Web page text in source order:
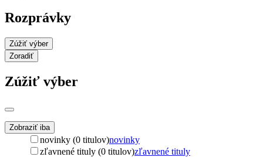
Rozprávky
Zúžiť výber
Zoradiť
Zúžiť výber
Zobraziť iba
novinky (0 titulov)novinky
zľavnené tituly (0 titulov)zľavnené tituly